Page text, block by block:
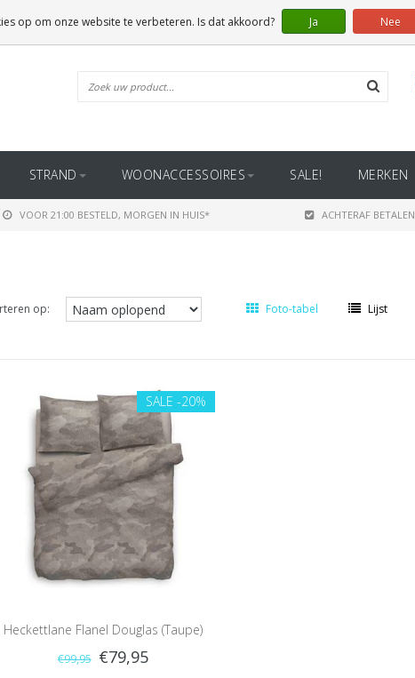
STRAND WOONACCESSOIRES SALE! MERKEN
VOOR 21:00 BESTELD, MORGEN IN HUIS* ACHTERAF BETALEN
op: Foto-tabel Lijst
SALE -20%
Heckettlane Flanel Douglas (Taupe)
€99,95 €79,95
op om onze website te verbeteren. Is dat akkoord? Ja Nee